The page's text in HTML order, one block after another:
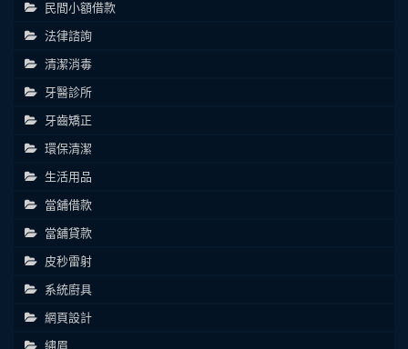
民間小額借款
法律諮詢
清潔消毒
牙醫診所
牙齒矯正
環保清潔
生活用品
當舖借款
當舖貸款
皮秒雷射
系統廚具
網頁設計
繡眉